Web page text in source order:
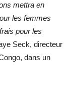
mettra en
les femmes
pour les
Seck, directeur
dans un